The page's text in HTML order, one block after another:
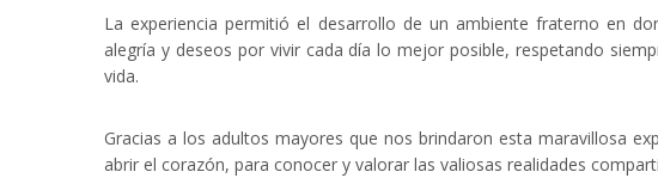
La experiencia permitió el desarrollo de un ambiente fraterno en
alegría y deseos por vivir cada día lo mejor posible, respetando
vida.
Gracias a los adultos mayores que nos brindaron esta maravillosa
abrir el corazón, para conocer y valorar las valiosas realidades